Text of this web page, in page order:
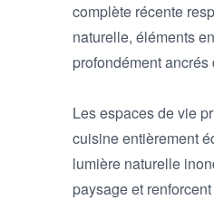
complète récente
naturelle, éléments
profondément
Les espaces de vie
cuisine entièrement
lumière naturelle
paysage et